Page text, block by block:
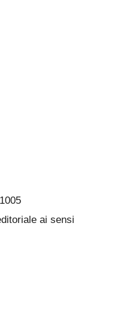
ai sensi